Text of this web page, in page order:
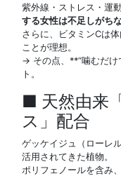
紫外線・ストレス・運
する女性は不足しがち
さらに、ビタミンCは
ことが理想。
→ その点、**“噛むだけ
ト。
■ 天然由来
ス」配合
ゲッケイジュ（ローレ
活用されてきた植物。
ポリフェノールを含み、